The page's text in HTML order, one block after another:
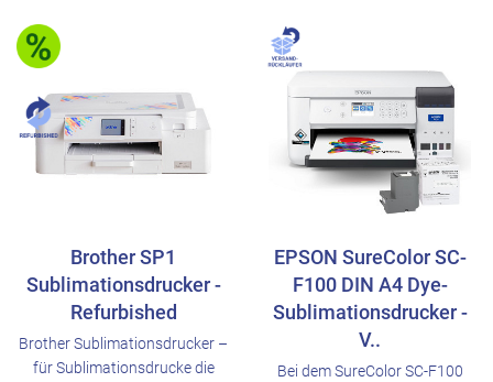
Brother SP1
Sublimationsdrucker -
Refurbished
Brother Sublimationsdrucker –
für Sublimationsdrucke die
EPSON SureColor SC-
F100 DIN A4 Dye-
Sublimationsdrucker -
V..
Bei dem SureColor SC-F100